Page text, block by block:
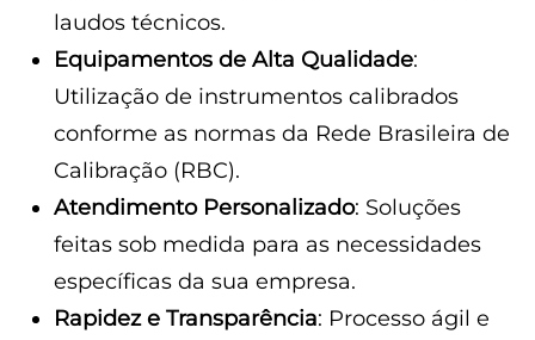
laudos técnicos.
Equipamentos de Alta Qualidade:
Utilização de instrumentos calibrados
conforme as normas da Rede Brasileira de
Calibração (RBC).
Atendimento Personalizado: Soluções
feitas sob medida para as necessidades
específicas da sua empresa.
Rapidez e Transparência: Processo ágil e